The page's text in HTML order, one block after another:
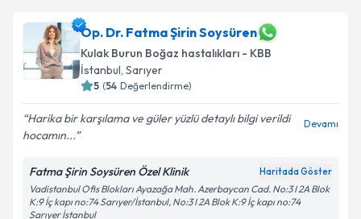
Op. Dr. Fatma Şirin Soysüren
Kulak Burun Boğaz hastalıkları - KBB
İstanbul, Sarıyer
5 (54 Değerlendirme)
Harika bir karşılama ve güler yüzlü detaylı bilgi verildi
hocamın...
Devamı
Fatma Şirin Soysüren Özel Klinik Haritada Göster
Vadistanbul Ofis Blokları Ayazağa Mah. Azerbaycan Cad. No:3 I 2A Blok
K:9 İç kapı no:74 Sarıyer/İstanbul, No:3 I 2A Blok K:9 İç kapı no:74
Sarıyer İstanbul